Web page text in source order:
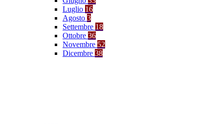
Luglio 16
Agosto 3
Settembre 18
Ottobre 36
Novembre 52
Dicembre 38